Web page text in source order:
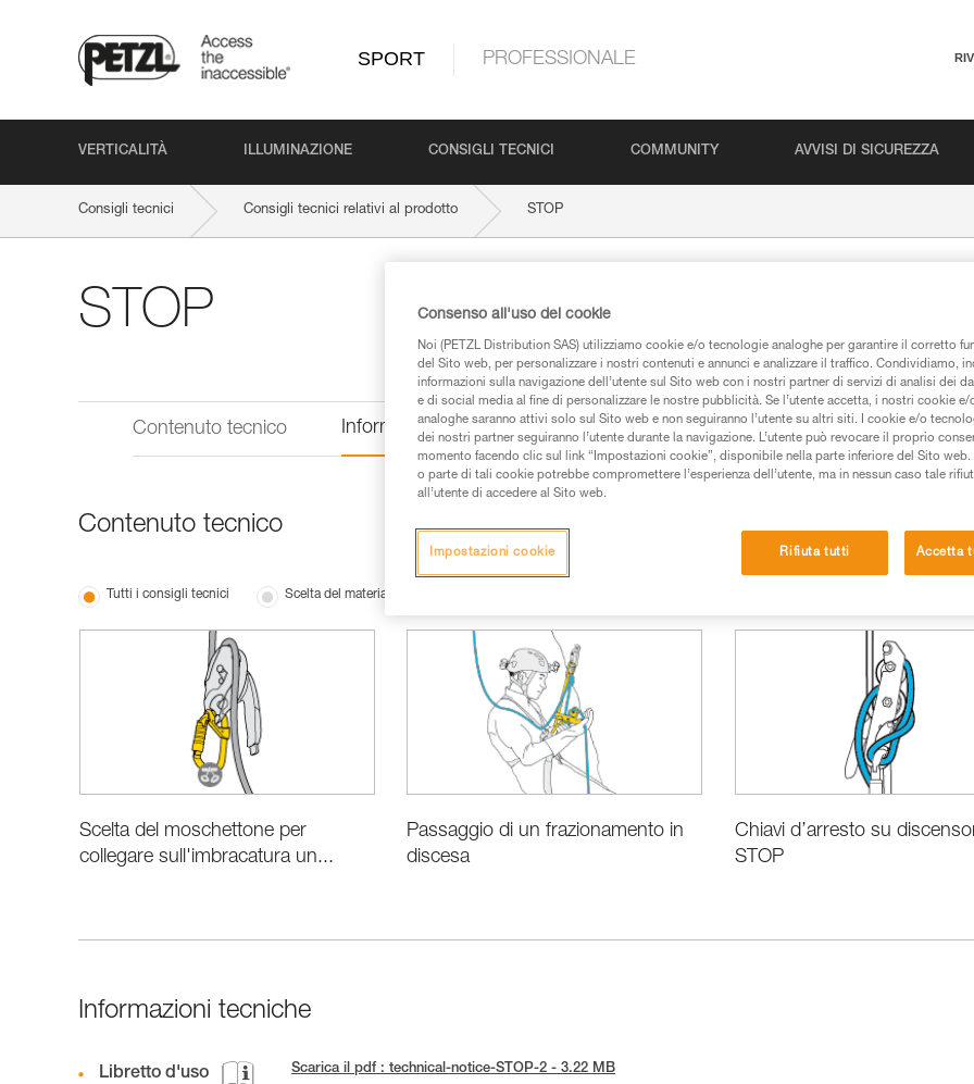
SPORT PROFESSIONALE
VERTICALITÀ ILLUMINAZIONE CONSIGLI TECNICI COMMUNITY AVVISI DI SICUREZZA
Consigli tecnici Consigli tecnici relativi al prodotto STOP
STOP
Contenuto tecnico Informazioni tecniche
Contenuto tecnico
Tutti i consigli tecnici Scelta del materiale
Scelta del moschettone per
collegare sull'imbracatura un...
Passaggio di un frazionamento in
discesa
Chiavi d’arresto su
STOP
Informazioni tecniche
Libretto d'uso Scarica il pdf : technical-notice-STOP-2 - 3.22 MB
Consenso all'uso dei cookie
Noi (PETZL Distribution SAS) utilizziamo cookie e/o tecnologie analoghe per garantire il corretto
del Sito web, per personalizzare i nostri contenuti e annunci e analizzare il traffico. Condividiamo,
informazioni sulla navigazione dell’utente sul Sito web con i nostri partner di servizi di analisi dei
e di social media al fine di personalizzare le nostre pubblicità. Se l’utente accetta, i nostri cookie
analoghe saranno attivi solo sul Sito web e non seguiranno l’utente su altri siti. I cookie e/o
dei nostri partner seguiranno l’utente durante la navigazione. L’utente può revocare il proprio
momento facendo clic sul link “Impostazioni cookie”, disponibile nella parte inferiore del Sito
o parte di tali cookie potrebbe compromettere l’esperienza dell’utente, ma in nessun caso tale
all’utente di accedere al Sito web.
Rifiuta tutti Accetta
Impostazioni cookie